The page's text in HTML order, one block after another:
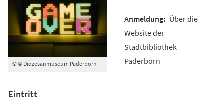
© © Diözesanmuseum Paderborn
Über die
Website der
Stadtbibliothek
Paderborn
Eintritt